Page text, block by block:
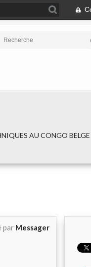
AU CONGO BELGE
par Messager